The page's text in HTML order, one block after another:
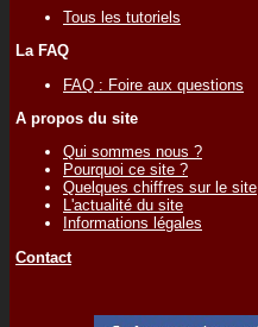
Tous les tutoriels
La FAQ
FAQ : Foire aux questions
A propos du site
Qui sommes nous ?
Pourquoi ce site ?
Quelques chiffres sur le site
L'actualité du site
Informations légales
Contact